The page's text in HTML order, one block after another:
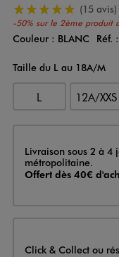
-50% sur le 2ème produit
5/5 de moyenne(15 avis)
Couleur
Couleur : BLANC Réf. :
Taille du L au 18A/M
L 12A/XXS
Livraison
Livraison sous 2 à 4
métropolitaine.
Offert dès 40€
Click & Collect ou